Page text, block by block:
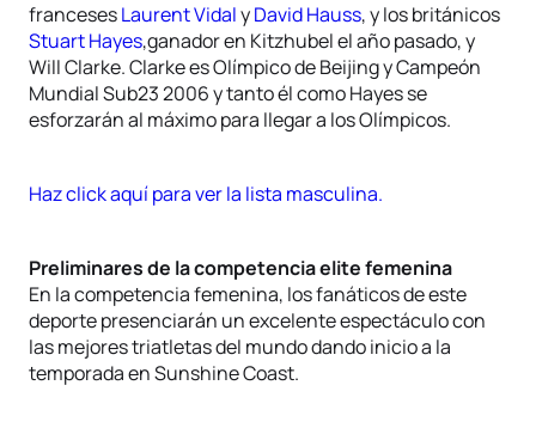
francesesLaurent VidalyDavid Hauss, y los británicos
Stuart Hayes,ganador en Kitzhubel el año pasado, y
Will Clarke. Clarke es Olímpico de Beijing y Campeón
Mundial Sub23 2006 y tanto él como Hayes se
esforzarán al máximo para llegar a los Olímpicos.
Haz click aquí para ver la lista masculina.
Preliminares de la competencia elite femenina
En la competencia femenina, los fanáticos de este
deporte presenciarán un excelente espectáculo con
las mejores triatletas del mundo dando inicio a la
temporada en Sunshine Coast.